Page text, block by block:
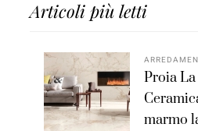
Articoli più letti
Proia La
marmo